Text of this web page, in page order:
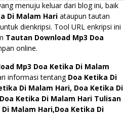
Panah
Atas/Bawah
untuk
menaikkan
volume.
menuju keluar dari blog ini, baik
Di Malam Hari ataupun tautan
dienkripsi. Tool URL enkripsi ini
Tautan Download Mp3 Doa
online.
Mp3 Doa Ketika Di Malam
informasi tentang Doa Ketika Di
Di Malam Hari, Doa Ketika Di
Ketika Di Malam Hari Tulisan
Malam Hari,Doa Ketika Di